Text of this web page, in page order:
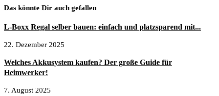
Das könnte Dir auch gefallen
L-Boxx Regal selber bauen: einfach und platzsparend mit...
22. Dezember 2025
Welches Akkusystem kaufen? Der große Guide für
Heimwerker!
7. August 2025